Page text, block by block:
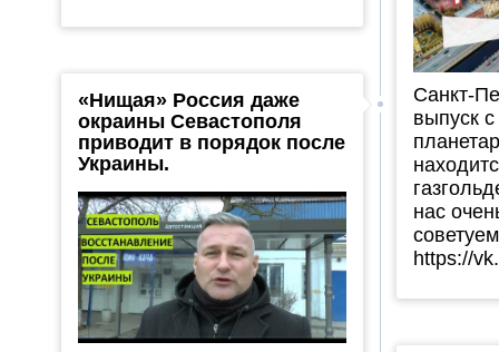
Санкт-
выпуск
нас
https://
«Нищая» Россия даже
окраины Севастополя
приводит в порядок после
Украины.